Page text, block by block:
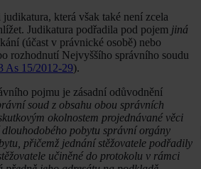
která však také není zcela
Judikatura podřadila pod pojem jiná
(účast v právnické osobě) nebo
rozhodnutí Nejvyššího správního soudu
As 15/2012-29).
pojmu je zásadní odůvodnění
soud z obsahu obou správních
okolnostem projednávané věci
pobytu správní orgány
přičemž jednání stěžovatele podřadily
učiněné do protokolu v rámci